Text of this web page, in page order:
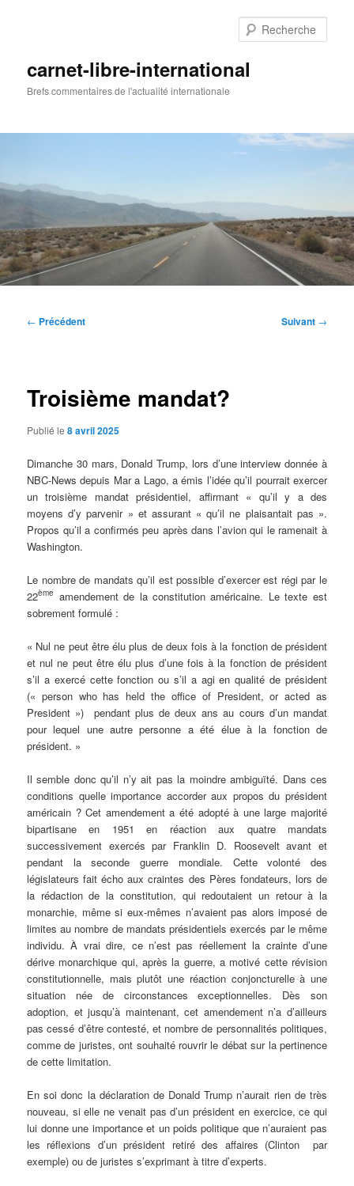
carnet-libre-international
Brefs commentaires de l'actualité internationale
Navigation
← Précédent Suivant →
Troisième mandat?
Publié le8 avril 2025
Dimanche 30 mars, Donald Trump, lors d’une interview donnée à
NBC-News depuis Mar a Lago, a émis l’idée qu’il pourrait exercer
un troisième mandat présidentiel, affirmant « qu’il y a des
moyens d’y parvenir » et assurant « qu’il ne plaisantait pas ».
Propos qu’il a confirmés peu après dans l’avion qui le ramenait à
Washington.
Le nombre de mandats qu’il est possible d’exercer est régi par le
22ème amendement de la constitution américaine. Le texte est
sobrement formulé :
« Nul ne peut être élu plus de deux fois à la fonction de président
et nul ne peut être élu plus d’une fois à la fonction de président
s’il a exercé cette fonction ou s’il a agi en qualité de président
(« person who has held the office of President, or acted as
President ») pendant plus de deux ans au cours d’un mandat
pour lequel une autre personne a été élue à la fonction de
président. »
Il semble donc qu’il n’y ait pas la moindre ambiguïté. Dans ces
conditions quelle importance accorder aux propos du président
américain ?Cet amendement a été adopté à une large majorité
bipartisane en 1951 en réaction aux quatre mandats
successivement exercés par Franklin D. Roosevelt avant et
pendant la seconde guerre mondiale. Cette volonté des
législateurs fait écho aux craintes des Pères fondateurs, lors de
la rédaction de la constitution, qui redoutaient un retour à la
monarchie, même si eux-mêmes n’avaient pas alors imposé de
limites au nombre de mandats présidentiels exercés par le même
individu. À vrai dire, ce n’est pas réellement la crainte d’une
dérive monarchique qui, après la guerre, a motivé cette révision
constitutionnelle, mais plutôt une réaction conjoncturelle à une
situation née de circonstances exceptionnelles. Dès son
adoption, et jusqu’à maintenant, cet amendement n’a d’ailleurs
pas cessé d’être contesté, et nombre de personnalités politiques,
comme de juristes, ont souhaité rouvrir le débat sur la pertinence
de cette limitation.
En soi donc la déclaration de Donald Trump n’aurait rien de très
nouveau, si elle ne venait pas d’un président en exercice, ce qui
lui donne une importance et un poids politique que n’auraient pas
les réflexions d’un président retiré des affaires (Clinton par
exemple) ou de juristes s’exprimant à titre d’experts.